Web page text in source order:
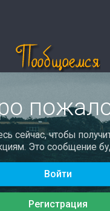
сейчас, чтобы
Это сообщение
Войти
Регистрация